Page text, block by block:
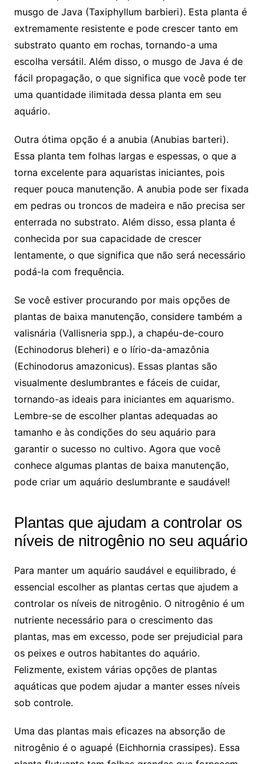
musgo ⁢de Java (Taxiphyllum barbieri). Esta planta ⁣é
extremamente resistente‍ e pode crescer tanto em
‍substrato quanto ​em rochas, tornando-a uma
escolha‌ versátil. Além disso, o musgo ‌de Java é⁤ de
fácil propagação, o que significa que você pode​ ter
uma quantidade ilimitada dessa planta em seu
aquário.
Outra ótima opção é a⁣ anubia (Anubias barteri).
Essa planta tem folhas largas e espessas, o que a
torna excelente para ‌aquaristas iniciantes, pois
requer ​pouca manutenção. A anubia pode ser fixada
em ⁤pedras⁣ ou troncos ‌de⁤ madeira e não precisa ser
enterrada ​no⁤ substrato. Além disso, essa⁢ planta‌ é
conhecida por sua capacidade de crescer
lentamente, o que significa‍ que‍ não será necessário
podá-la com frequência.
Se⁣ você ​estiver‌ procurando por mais‍ opções de⁢
plantas de baixa manutenção, considere ⁤também a
valisnária (Vallisneria spp.), a chapéu-de-couro⁢
(Echinodorus bleheri) e o ‌lírio-da-amazônia
(Echinodorus amazonicus). Essas plantas são
visualmente deslumbrantes e‌ fáceis de cuidar,
tornando-as ideais para iniciantes em aquarismo.
Lembre-se de ⁤escolher plantas ​adequadas ao
tamanho e⁢ às ‌condições do seu aquário para
garantir o sucesso no cultivo. Agora que você
conhece algumas plantas de baixa manutenção,
pode criar um aquário‌ deslumbrante e ​saudável!
Plantas que ‌ajudam a controlar os
níveis de nitrogênio no seu aquário
Para manter um aquário saudável e equilibrado, é‍
essencial escolher as ⁤plantas certas que ajudem a
controlar os níveis de ‍nitrogênio. O nitrogênio é um
nutriente necessário para o crescimento das ​
plantas, mas em excesso,⁣ pode⁢ ser‍ prejudicial para⁣
os peixes e outros habitantes do aquário.
Felizmente, existem várias opções de ‌plantas
aquáticas que ⁤podem ajudar a ⁣manter esses níveis
sob controle.
Uma das plantas mais​ eficazes na ‍absorção de
⁣nitrogênio é o aguapé ⁤(Eichhornia crassipes). Essa